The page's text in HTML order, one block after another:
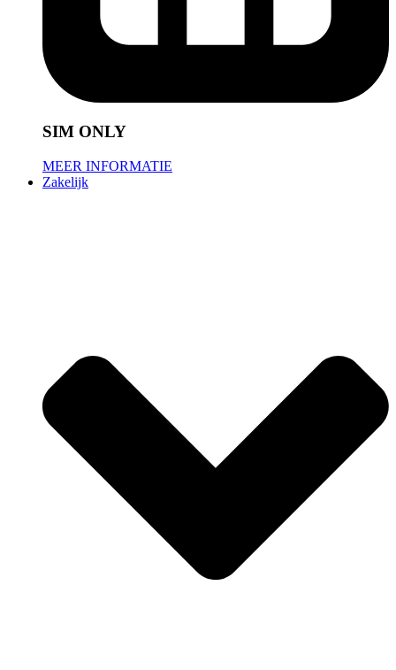
SIM ONLY
MEER INFORMATIE
Zakelijk